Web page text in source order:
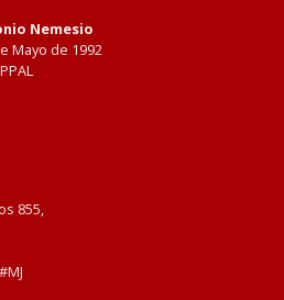
Nemesio
Mayo de 1992
855,